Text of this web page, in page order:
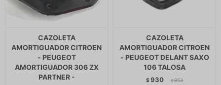
CAZOLETA
AMORTIGUADOR CITROEN
- PEUGEOT
AMORTIGUADOR 306 ZX
PARTNER -
CAZOLETA
AMORTIGUADOR CITROEN
- PEUGEOT DELANT SAXO
106 TALOSA
$930 $ 953